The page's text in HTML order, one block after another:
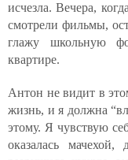
исчезла. Вечера,
смотрели фильмы,
глажу школьную
квартире.
Антон не видит в
жизнь, и я должна
этому. Я чувствую
оказалась